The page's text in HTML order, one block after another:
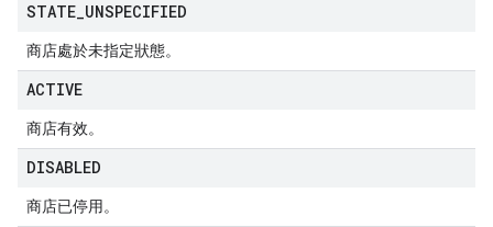
STATE UNSPECIFIED
商店處於未指定狀態。
ACTIVE
商店有效。
DISABLED
商店已停用。